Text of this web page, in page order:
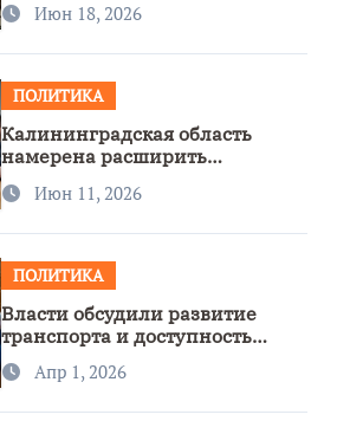
Июн 18, 2026
ПОЛИТИКА
Калининградская область
намерена расширить
сотрудничество с Узбекистаном
Июн 11, 2026
ПОЛИТИКА
Власти обсудили развитие
транспорта и доступность
региона
Апр 1, 2026